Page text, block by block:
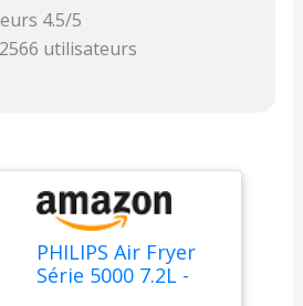
4.5/5
utilisateurs
PHILIPS Air Fryer
Série 5000 7.2L -